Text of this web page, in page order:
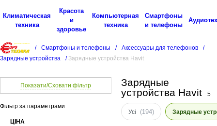
Климатическая
техника
Красота
и
здоровье
Компьютерная
техника
Смартфоны
и телефоны
/ Смартфоны и телефоны / Аксессуары для телефонов
/
Зарядные устройства
/ Зарядные устройства Havit
Показати/Сховати фільтр
Фільтр за параметрами
ЦІНА
Зарядные
устройства Havit
5
Усі (194) Зарядные